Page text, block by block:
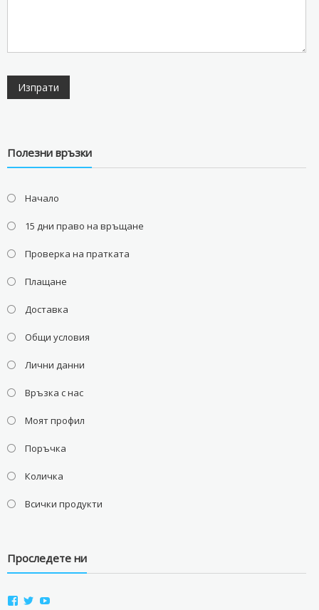
Полезни връзки
Начало
15 дни право на връщане
Проверка на пратката
Плащане
Доставка
Общи условия
Лични данни
Връзка с нас
Моят профил
Поръчка
Количка
Всички продукти
Проследете ни
ViewViewView